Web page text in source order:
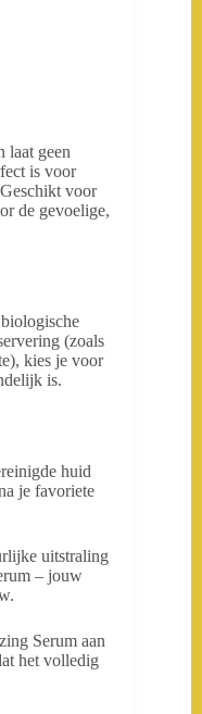
laat geen
is voor
voor
de gevoelige,
(zoals
kies je voor
is.
huid
je favoriete
uitstraling
– jouw
Serum aan
het volledig